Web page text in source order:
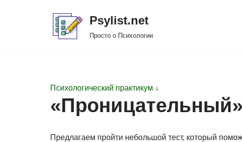
Psylist.net
Просто о Психологии
Психологический практикум ↓
«Проницательный»
Предлагаем пройти небольшой тест, который